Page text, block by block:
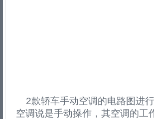
2款轿车手动空调的电路图进
空调说是手动操作，其空调的